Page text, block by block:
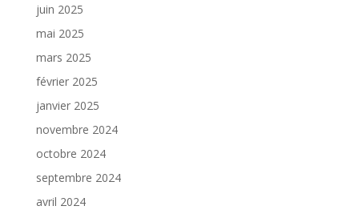
juin 2025
mai 2025
mars 2025
février 2025
janvier 2025
novembre 2024
octobre 2024
septembre 2024
avril 2024